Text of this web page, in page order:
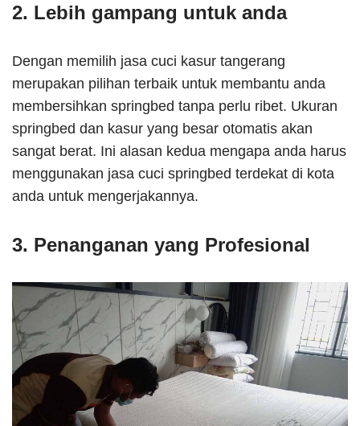
2. Lebih gampang untuk anda
Dengan memilih jasa cuci kasur tangerang
merupakan pilihan terbaik untuk membantu anda
membersihkan springbed tanpa perlu ribet. Ukuran
springbed dan kasur yang besar otomatis akan
sangat berat. Ini alasan kedua mengapa anda harus
menggunakan jasa cuci springbed terdekat di kota
anda untuk mengerjakannya.
3. Penanganan yang Profesional